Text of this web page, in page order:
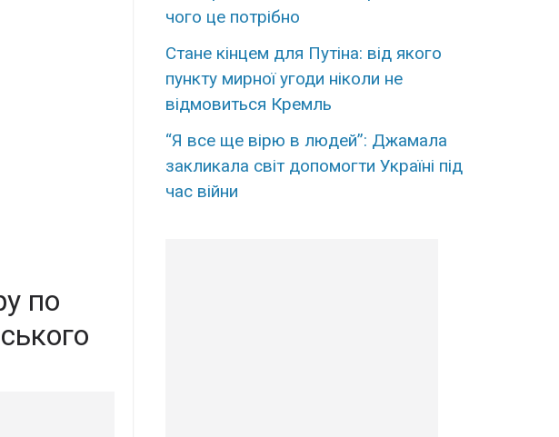
по
чого це потрібно
Стане кінцем для Путіна: від якого
пункту мирної угоди ніколи не
відмовиться Кремль
“Я все ще вірю в людей”: Джамала
закликала світ допомогти Україні під
час війни